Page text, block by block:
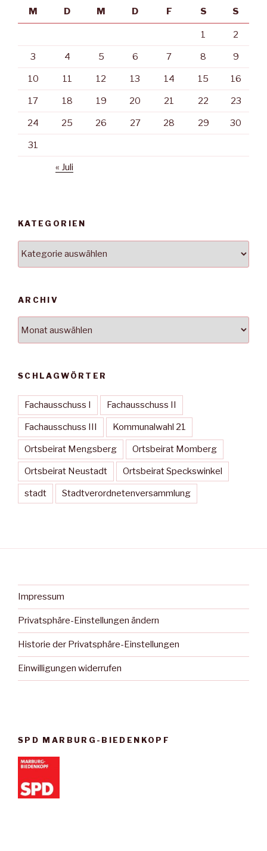
M
D M D F S S
1 2
3 4 5 6 7 8 9
10 11 12 13 14 15 16
17 18 19 20 21 22 23
24 25 26 27 28 29 30
31
« Juli
KATEGORIEN
ARCHIV
SCHLAGWÖRTER
Fachausschuss I Fachausschuss II
Fachausschuss III Kommunalwahl 21
Ortsbeirat Mengsberg Ortsbeirat Momberg
Ortsbeirat Neustadt Ortsbeirat Speckswinkel
stadt Stadtverordnetenversammlung
Impressum
Privatsphäre-Einstellungen ändern
Historie der Privatsphäre-Einstellungen
Einwilligungen widerrufen
SPD MARBURG-BIEDENKOPF